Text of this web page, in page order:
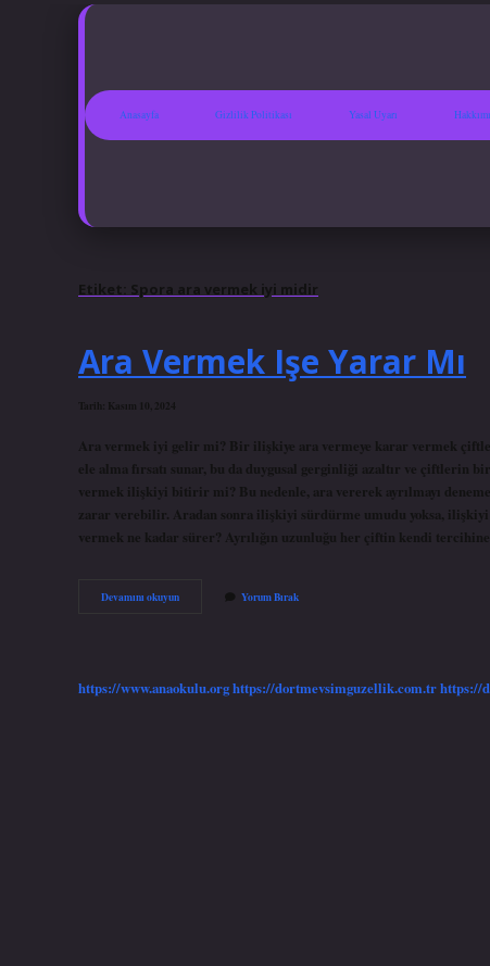
Anasayfa Gizlilik Politikası Yasal Uyarı
Etiket: Spora ara vermek iyi midir
Ara Vermek Işe Yarar Mı
Tarih: Kasım 10, 2024
Ara vermek iyi gelir mi? Bir ilişkiye ara vermeye karar vermek
ele alma fırsatı sunar, bu da duygusal gerginliği azaltır ve çiftlerin
vermek ilişkiyi bitirir mi? Bu nedenle, ara vererek ayrılmayı
zarar verebilir. Aradan sonra ilişkiyi sürdürme umudu yoksa, ilişkiyi
vermek ne kadar sürer? Ayrılığın uzunluğu her çiftin kendi
Devamını okuyunAra
Yorum Bırak
https://www.anaokulu.orghttps://dortmevsimguzellik.com.trhttps://